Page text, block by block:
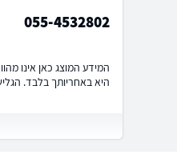
055-4532802
המידע המוצג כאן אינו
היא באחריותך בלבד.